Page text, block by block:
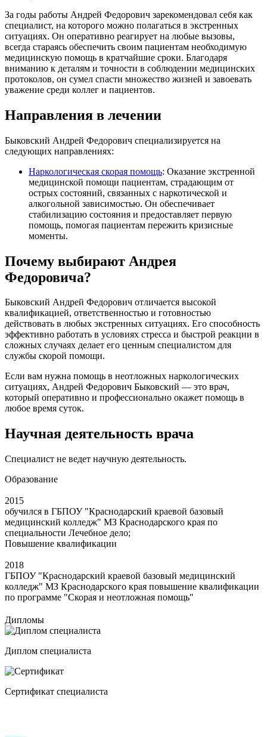
За годы работы Андрей Федорович зарекомендовал себя как
специалист, на которого можно полагаться в экстренных
ситуациях. Он оперативно реагирует на любые вызовы,
всегда стараясь обеспечить своим пациентам необходимую
медицинскую помощь в кратчайшие сроки. Благодаря
вниманию к деталям и точности в соблюдении медицинских
протоколов, он сумел спасти множество жизней и завоевать
уважение среди коллег и пациентов.
Направления в лечении
Быковский Андрей Федорович специализируется на
следующих направлениях:
Наркологическая скорая помощь: Оказание экстренной
медицинской помощи пациентам, страдающим от
острых состояний, связанных с наркотической и
алкогольной зависимостью. Он обеспечивает
стабилизацию состояния и предоставляет первую
помощь, помогая пациентам пережить кризисные
моменты.
Почему выбирают Андрея
Федоровича?
Быковский Андрей Федорович отличается высокой
квалификацией, ответственностью и готовностью
действовать в любых экстренных ситуациях. Его способность
эффективно работать в условиях стресса и быстрой реакции в
сложных случаях делает его ценным специалистом для
службы скорой помощи.
Если вам нужна помощь в неотложных наркологических
ситуациях, Андрей Федорович Быковский — это врач,
который оперативно и профессионально окажет помощь в
любое время суток.
Научная деятельность врача
Специалист не ведет научную деятельность.
Образование
2015
обучился в ГБПОУ "Краснодарский краевой базовый
медицинский колледж" МЗ Краснодарского края по
специальности Лечебное дело;
Повышение квалификации
2018
ГБПОУ "Краснодарский краевой базовый медицинский
колледж" МЗ Краснодарского края повышение квалификации
по программе "Скорая и неотложная помощь"
Дипломы
Диплом специалиста
Сертификат специалиста